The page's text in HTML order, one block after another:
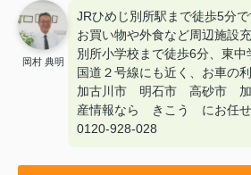
岡村 典明
JRひめじ別所駅まで徒歩5分で
お買い物や外食など周辺施設
別所小学校まで徒歩6分、東中
国道２号線にも近く、お車の
加古川市 明石市 高砂市 加
産情報なら きこう にお任せ
0120-928-028